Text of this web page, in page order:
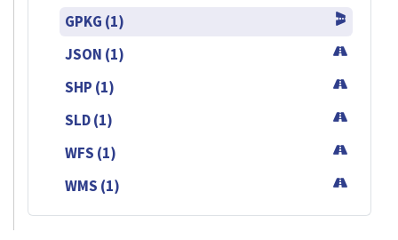
GPKG (1)
JSON (1)
SHP (1)
SLD (1)
WFS (1)
WMS (1)